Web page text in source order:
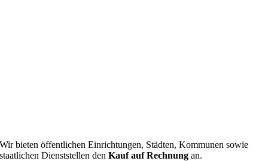
Wir bieten öffentlichen Einrichtungen, Städten, Kommunen sowie
staatlichen Dienststellen denKauf auf Rechnung an.